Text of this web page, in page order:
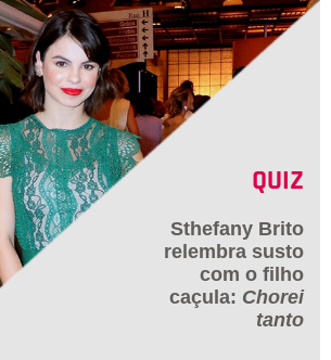
QUIZ
Sthefany Brito
relembra susto
com o filho
caçula: Chorei
tanto